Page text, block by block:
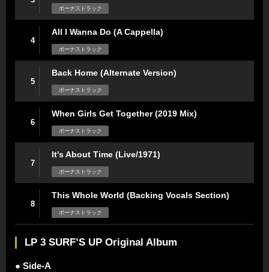
ボーナストラック
4
All I Wanna Do (A Cappella)
ボーナストラック
5
Back Home (Alternate Version)
ボーナストラック
6
When Girls Get Together (2019 Mix)
ボーナストラック
7
It's About Time (Live/1971)
ボーナストラック
8
This Whole World (Backing Vocals Section)
ボーナストラック
LP 3 SURF’S UP Original Album
● Side-A